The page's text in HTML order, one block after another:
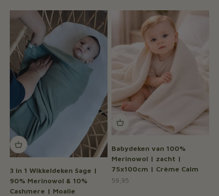
3 in 1 Wikkeldeken Sage |
90% Merinowol & 10%
Cashmere | Moalie
Babydeken van 100%
Merinowol | zacht |
75x100cm | Crème Calm
Aanbiedingsprijs
59,95